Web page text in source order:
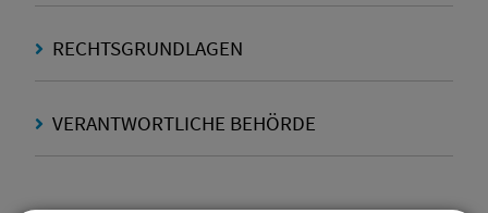
RECHTSGRUNDLAGEN
VERANTWORTLICHE BEHÖRDE